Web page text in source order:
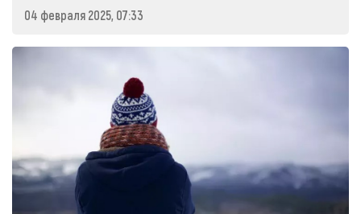
04 февраля 2025, 07:33